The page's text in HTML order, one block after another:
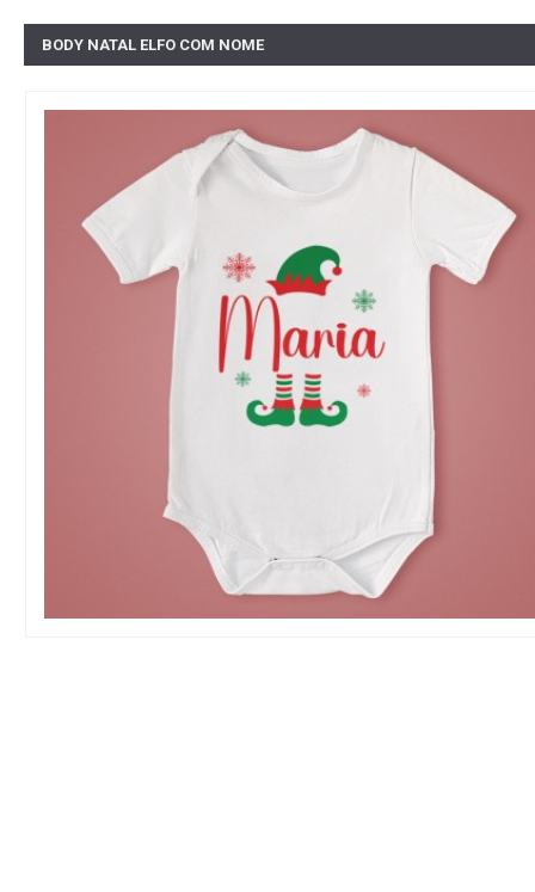
BODY NATAL ELFO COM NOME